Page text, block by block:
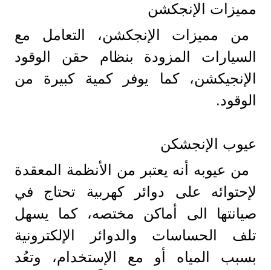
مميزات الإنجكشن
من مميزات الإنجكشن، التعامل مع
السيارات المزودة بنظام حقن الوقود
الإنجيكشن، كما يوفر كمية كبيرة من
الوقود.
عيوب الإنجشكن
من عيوبه أنه يعتبر من الأنظمة المعقدة
لإحتوائه على دوائر كهربية تحتاج في
صيانتها الى أماكن مختصه، كما يسهل
تلف الحساسات والدوائر الإلكترونية
بسبب المياه أو مع الإستخدام، وتعُد